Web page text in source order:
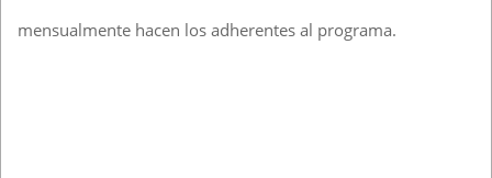
mensualmente hacen los adherentes al programa.